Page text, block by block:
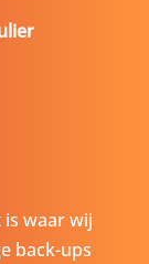
waar wij
back-ups